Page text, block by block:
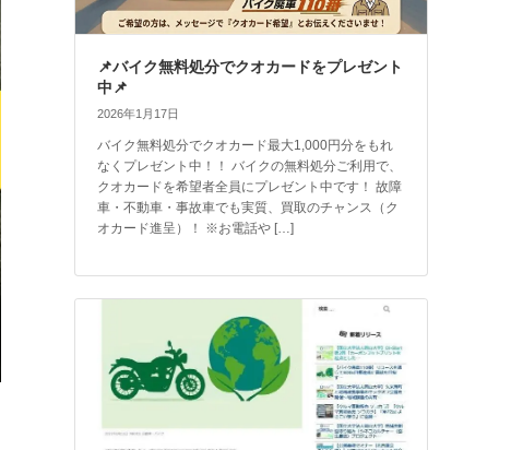
📌バイク無料処分でクオカードをプレゼント
中📌
2026年1月17日
バイク無料処分でクオカード最大1,000円分をもれ
なくプレゼント中！！ バイクの無料処分ご利用で、
クオカードを希望者全員にプレゼント中です！ 故障
車・不動車・事故車でも実質、買取のチャンス（ク
オカード進呈）！ ※お電話や […]